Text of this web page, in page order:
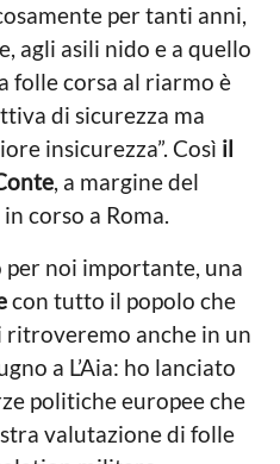
per tanti anni,
agli asili nido e a quello
folle corsa al riarmo è
di sicurezza ma
insicurezza”. Così il
, a margine del
corso a Roma.
per noi importante, una
con tutto il popolo che
ritroveremo anche in un
a L’Aia: ho lanciato
politiche europee che
valutazione di folle